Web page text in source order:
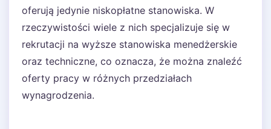
oferują jedynie niskopłatne stanowiska. W
rzeczywistości wiele z nich specjalizuje się w
rekrutacji na wyższe stanowiska menedżerskie
oraz techniczne, co oznacza, że można znaleźć
oferty pracy w różnych przedziałach
wynagrodzenia.